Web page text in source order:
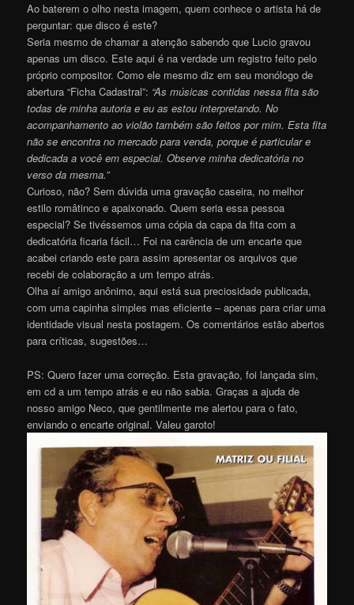
Ao baterem o olho nesta imagem, quem conhece o artista há de
perguntar: que disco é este?
Seria mesmo de chamar a atenção sabendo que Lucio gravou
apenas um disco. Este aqui é na verdade um registro feito pelo
próprio compositor. Como ele mesmo diz em seu monólogo de
abertura “Ficha Cadastral”: “As músicas contidas nessa fita são
todas de minha autoria e eu as estou interpretando. No
acompanhamento ao violão também são feitos por mim. Esta fita
não se encontra no mercado para venda, porque é particular e
dedicada a você em especial. Observe minha dedicatória no
verso da mesma.”
Curioso, não? Sem dúvida uma gravação caseira, no melhor
estilo româtinco e apaixonado. Quem seria essa pessoa
especial? Se tivéssemos uma cópia da capa da fita com a
dedicatória ficaria fácil… Foi na carência de um encarte que
acabei criando este para assim apresentar os arquivos que
recebi de colaboração a um tempo atrás.
Olha aí amigo anônimo, aqui está sua preciosidade publicada,
com uma capinha simples mas eficiente – apenas para criar uma
identidade visual nesta postagem. Os comentários estão abertos
para críticas, sugestões…
PS: Quero fazer uma correção. Esta gravação, foi lançada sim,
em cd a um tempo atrás e eu não sabia. Graças a ajuda de
nosso amigo Neco, que gentilmente me alertou para o fato,
enviando o encarte original. Valeu garoto!